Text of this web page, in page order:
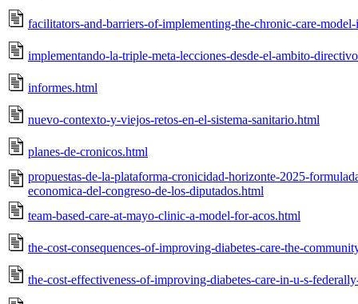
facilitators-and-barriers-of-implementing-the-chronic-care-
implementando-la-triple-meta-lecciones-desde-el-ambito-
informes.html
nuevo-contexto-y-viejos-retos-en-el-sistema-sanitario.html
planes-de-cronicos.html
propuestas-de-la-plataforma-cronicidad-horizonte-2025-
economica-del-congreso-de-los-diputados.html
team-based-care-at-mayo-clinic-a-model-for-acos.html
the-cost-consequences-of-improving-diabetes-care-the-
the-cost-effectiveness-of-improving-diabetes-care-in-u-s-